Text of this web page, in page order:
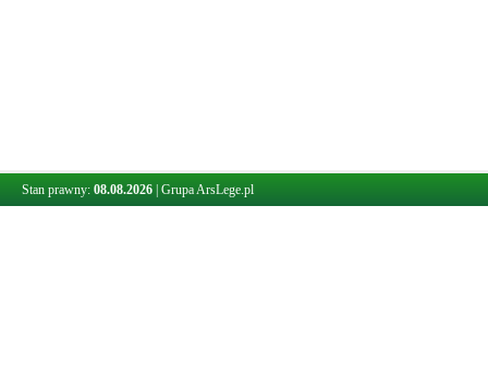
Stan prawny: 08.08.2026 Grupa ArsLege.pl